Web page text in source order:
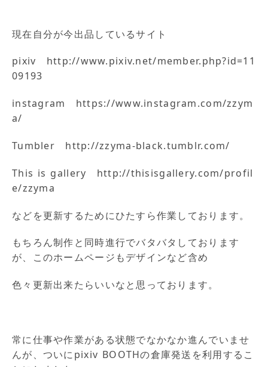
現在自分が今出品しているサイト
pixiv http://www.pixiv.net/member.php?id=11
09193
instagram https://www.instagram.com/zzym
a/
Tumbler http://zzyma-black.tumblr.com/
This is gallery http://thisisgallery.com/profil
e/zzyma
などを更新するためにひたすら作業しております。
もちろん制作と同時進行でバタバタしております
が、このホームページもデザインなど含め
色々更新出来たらいいなと思っております。
常に仕事や作業がある状態でなかなか進んでいませ
んが、ついにpixiv BOOTHの倉庫発送を利用するこ